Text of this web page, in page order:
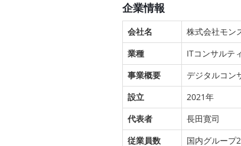
企業情報
会社名
株式会社モン
業種
ITコンサルテ
事業概要
デジタルコン
設立
2021年
代表者
長田寛司
従業員数
国内グルー